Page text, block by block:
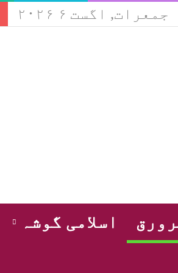
جمعرات, اگست ۶ ۲۰۲۶
اسلامی گوشہ